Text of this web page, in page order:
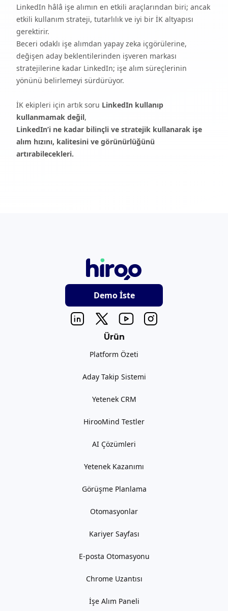
LinkedIn hâlâ işe alımın en etkili araçlarından biri; ancak
etkili kullanım strateji, tutarlılık ve iyi bir İK altyapısı
gerektirir.
Beceri odaklı işe alımdan yapay zeka içgörülerine,
değişen aday beklentilerinden işveren markası
stratejilerine kadar LinkedIn; işe alım süreçlerinin
yönünü belirlemeyi sürdürüyor.
İK ekipleri için artık soru LinkedIn kullanıp
kullanmamak değil,
LinkedIn’i ne kadar bilinçli ve stratejik kullanarak işe
alım hızını, kalitesini ve görünürlüğünü
artırabilecekleri.
Demo İste
Ürün
Platform Özeti
Aday Takip Sistemi
Yetenek CRM
HirooMind Testler
AI Çözümleri
Yetenek Kazanımı
Görüşme Planlama
Otomasyonlar
Kariyer Sayfası
E-posta Otomasyonu
Chrome Uzantısı
İşe Alım Paneli